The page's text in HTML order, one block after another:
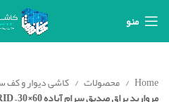
منو
Home محصولات کاشی دیوار و
مروارید براق صدیق سرام آباده 60×30 – MORVARID